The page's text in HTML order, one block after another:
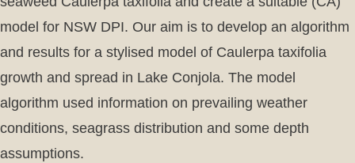
model for NSW DPI. Our aim is to develop an algorithm
and results for a stylised model of Caulerpa taxifolia
growth and spread in Lake Conjola. The model
algorithm used information on prevailing weather
conditions, seagrass distribution and some depth
assumptions.